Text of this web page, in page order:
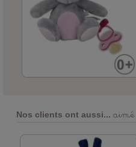
Nos clients ont aussi... aimé